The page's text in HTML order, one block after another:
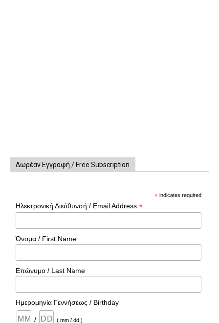
Δωρέαν Εγγραφή / Free Subscription
* indicates required
Ηλεκτρονική Διεύθυνσή / Email Address*
Όνομα / First Name
Επώνυμο / Last Name
Ημερομηνία Γεννήσεως / Birthday
/ ( mm / dd )